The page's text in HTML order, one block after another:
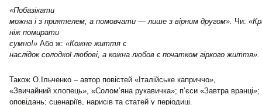
«Побазікати
можна і з приятелем, а помовчати — лише з вірним другом». Чи: «
ніж помирати
сумно!» Або ж: «Кожне життя є
наслідок солодкої любові, а кожна любов є початком гіркого життя».
Також О.Ільченко – автор повістей «Італійське каприччо»,
«Звичайний хлопець», «Солом’яна рукавичка»; п’єси «Завтра
оповідань; сценаріїв, нарисів та статей у періодиці.